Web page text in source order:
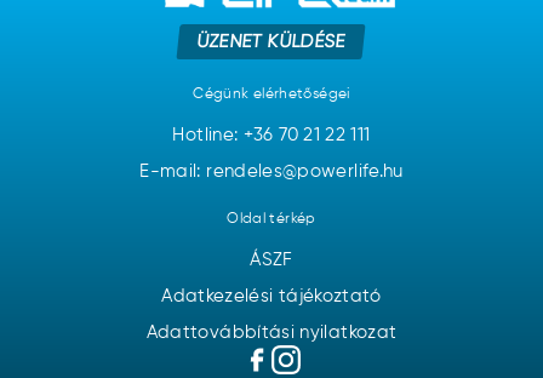
ÜZENET KÜLDÉSE
Cégünk elérhetőségei
Hotline: +36 70 21 22 111
E-mail: rendeles@powerlife.hu
Oldal térkép
ÁSZF
Adatkezelési tájékoztató
Adattovábbítási nyilatkozat